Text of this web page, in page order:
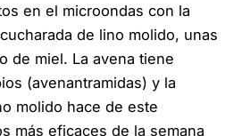
en el microondas con la
de lino molido, unas
de miel. La avena tiene
(avenantramidas) y la
molido hace de este
más eficaces de la semana